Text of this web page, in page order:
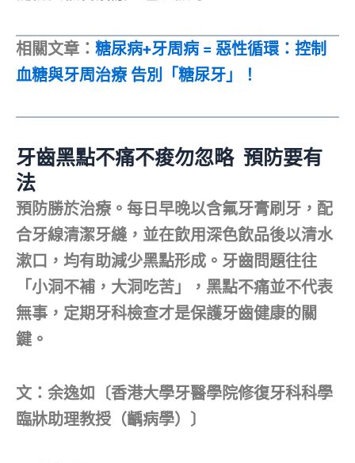
相關文章： 糖尿病+牙周病 = 惡性循環：控制
血糖與牙周治療 告別「糖尿牙」！
牙齒黑點不痛不痠勿忽略 預防要有
法
預防勝於治療。每日早晚以含氟牙膏刷牙，配
合牙線清潔牙縫，並在飲用深色飲品後以清水
漱口，均有助減少黑點形成。牙齒問題往往
「小洞不補，大洞吃苦」，黑點不痛並不代表
無事，定期牙科檢查才是保護牙齒健康的關
鍵。
文：余逸如〔香港大學牙醫學院修復牙科科學
臨牀助理教授（齲病學）〕